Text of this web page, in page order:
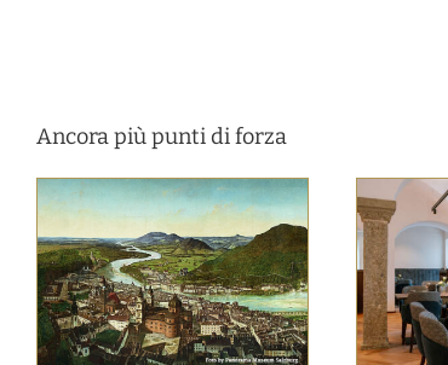
Ancora più punti di forza
Un nuovo locale dove gustare
prelibatezze a Salisburgo:
IMLAUER Brasserie Mirabell
Cucina & indulgenza Notizie
principali Salisburgo